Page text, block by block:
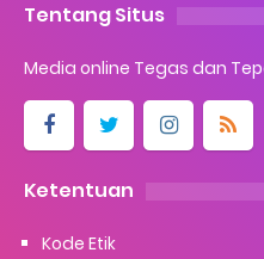
Tentang Situs
Media online Tegas dan
Ketentuan
Kode Etik